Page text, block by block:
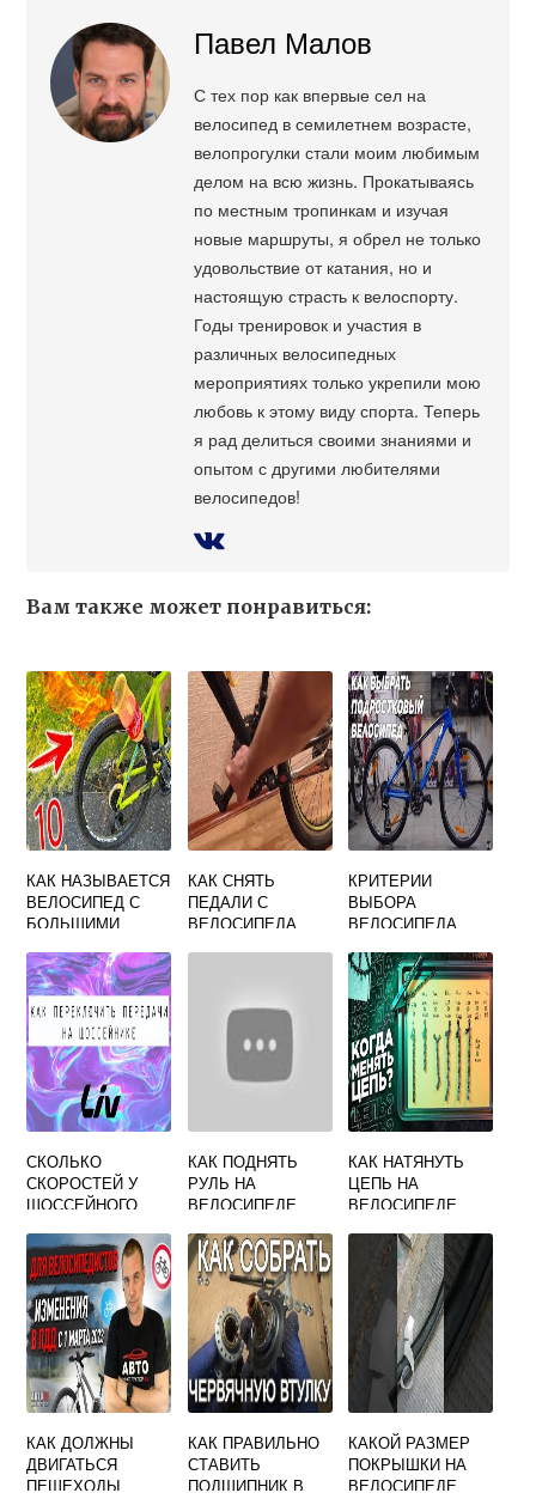
Павел Малов
С тех пор как впервые сел на
велосипед в семилетнем возрасте,
велопрогулки стали моим любимым
делом на всю жизнь. Прокатываясь
по местным тропинкам и изучая
новые маршруты, я обрел не только
удовольствие от катания, но и
настоящую страсть к велоспорту.
Годы тренировок и участия в
различных велосипедных
мероприятиях только укрепили мою
любовь к этому виду спорта. Теперь
я рад делиться своими знаниями и
опытом с другими любителями
велосипедов!
Вам также может понравиться:
КАК НАЗЫВАЕТСЯ
ВЕЛОСИПЕД С
БОЛЬШИМИ
КАК СНЯТЬ
ПЕДАЛИ С
ВЕЛОСИПЕДА
КРИТЕРИИ
ВЫБОРА
ВЕЛОСИПЕДА
СКОЛЬКО
СКОРОСТЕЙ У
ШОССЕЙНОГО
КАК ПОДНЯТЬ
РУЛЬ НА
ВЕЛОСИПЕДЕ
КАК НАТЯНУТЬ
ЦЕПЬ НА
ВЕЛОСИПЕДЕ
КАК ДОЛЖНЫ
ДВИГАТЬСЯ
ПЕШЕХОДЫ
КАК ПРАВИЛЬНО
СТАВИТЬ
ПОДШИПНИК В
КАКОЙ РАЗМЕР
ПОКРЫШКИ НА
ВЕЛОСИПЕДЕ